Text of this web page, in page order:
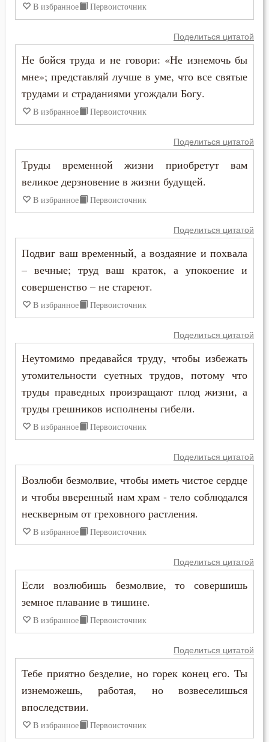
Очищение
Память
Печаль
Печаль по Богу
Плоть
Подвижничество
Подготовка к смерти
Помощь Божия
Порок
Последние времена
Пост
Похвала
Похоть
Праведность
Празднословие
Пример
В избранное Первоисточник
Поделиться цитатой
Не бойся труда и не говори: «Не изнемочь бы
мне»; представляй лучше в уме, что все святые
трудами и страданиями угождали Богу.
В избранное Первоисточник
Поделиться цитатой
Труды временной жизни приобретут вам
великое дерзновение в жизни будущей.
В избранное Первоисточник
Поделиться цитатой
Подвиг ваш временный, а воздаяние и похвала
– вечные; труд ваш краток, а упокоение и
совершенство – не стареют.
В избранное Первоисточник
Поделиться цитатой
Неутомимо предавайся труду, чтобы избежать
утомительности суетных трудов, потому что
труды праведных произращают плод жизни, а
труды грешников исполнены гибели.
В избранное Первоисточник
Поделиться цитатой
Возлюби безмолвие, чтобы иметь чистое сердце
и чтобы вверенный нам храм - тело соблюдался
нескверным от греховного растления.
В избранное Первоисточник
Поделиться цитатой
Если возлюбишь безмолвие, то совершишь
земное плавание в тишине.
В избранное Первоисточник
Поделиться цитатой
Тебе приятно безделие, но горек конец его. Ты
изнеможешь, работая, но возвеселишься
впоследствии.
В избранное Первоисточник